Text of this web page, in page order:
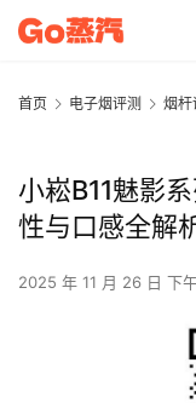
首页 电子烟评测 烟杆
小崧B11魅影
性与口感全解
2025 年 11 月 26 日 下